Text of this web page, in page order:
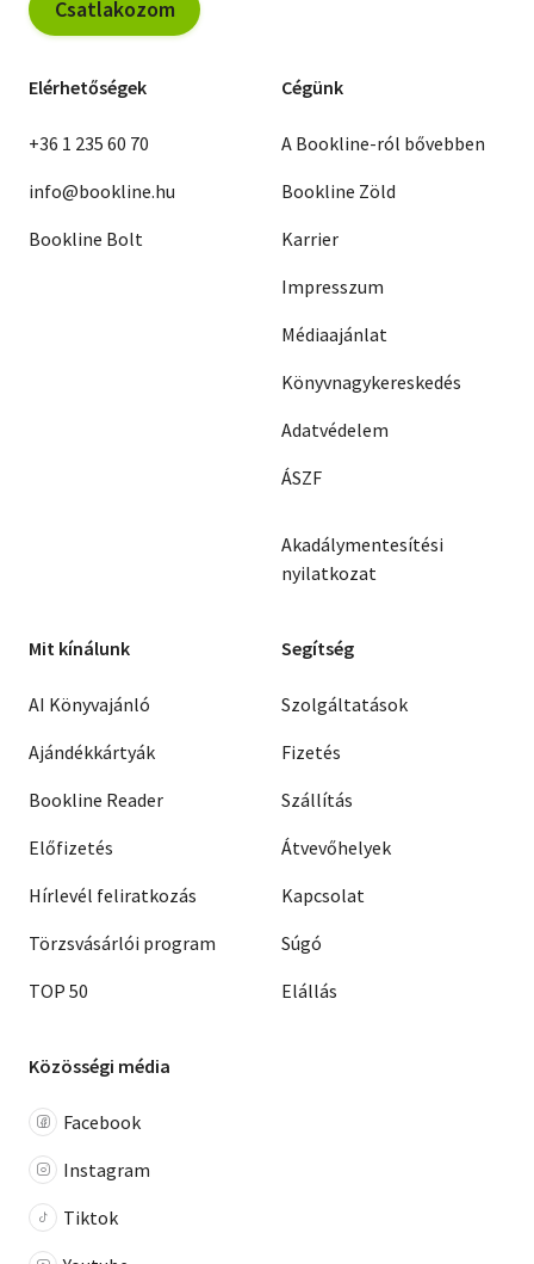
Csatlakozom
Elérhetőségek
+36 1 235 60 70
info@bookline.hu
Bookline Bolt
Cégünk
A Bookline-ról bővebben
Bookline Zöld
Karrier
Impresszum
Médiaajánlat
Könyvnagykereskedés
Adatvédelem
ÁSZF
Akadálymentesítési
nyilatkozat
Mit kínálunk
AI Könyvajánló
Ajándékkártyák
Bookline Reader
Előfizetés
Hírlevél feliratkozás
Törzsvásárlói program
TOP 50
Segítség
Szolgáltatások
Fizetés
Szállítás
Átvevőhelyek
Kapcsolat
Súgó
Elállás
Közösségi média
Facebook
Instagram
Tiktok